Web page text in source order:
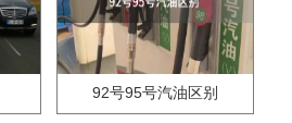
92号95号汽油区别